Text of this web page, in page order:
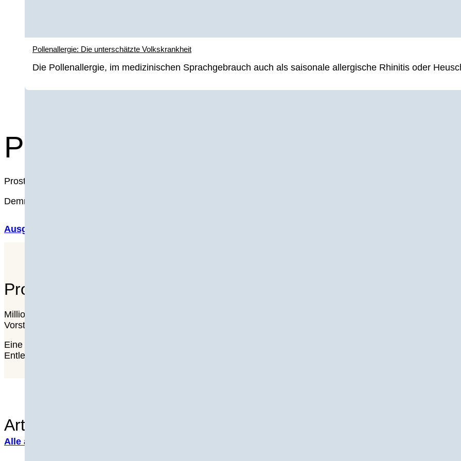
Pollenallergie: Die unterschätzte Volkskrankheit
Die Pollenallergie, im medizinischen Sprachgebrauch auch als saisonale allergische Rhinitis oder
Prostata-Probleme
Prostatabeschwerden sind die häufigste urologische Krankheit. Statistiken unterstreichen eine
Demnach erkranken in Deutschland ca. „50 % der über 60-jährigen und 90 % der über 80-jährigen Männer“ an
Ausgewählte Artikel
Prostatabeschwerden – Was ist das überhaupt?
Millionen Männer leiden auch hierzulande an einer Prostataerkrankung. Diese treten vor allem in der zweiten
Vorsteherdrüse im Zuge von Hormonumstellungen zu wachsen.
Eine vergrößerte Prostata kann in der Folge auf die Harnblase drücken und starken Harndrang
Entleerungsstörungen, Schmerzen beim Wasserlassen, Libidoverlust und eine Entzündung der Prostata
Artikel zum Thema
Alle anzeigen